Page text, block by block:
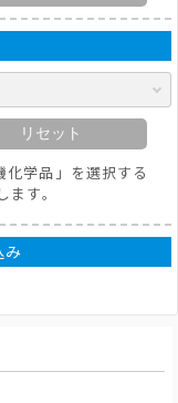
リセット
化学品」を選択する
す。
み